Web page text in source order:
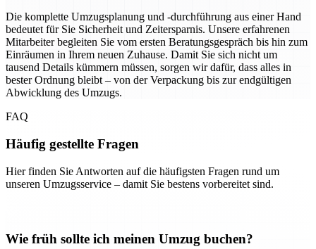
Die komplette Umzugsplanung und -durchführung aus einer Hand
bedeutet für Sie Sicherheit und Zeitersparnis. Unsere erfahrenen
Mitarbeiter begleiten Sie vom ersten Beratungsgespräch bis hin zum
Einräumen in Ihrem neuen Zuhause. Damit Sie sich nicht um
tausend Details kümmern müssen, sorgen wir dafür, dass alles in
bester Ordnung bleibt – von der Verpackung bis zur endgültigen
Abwicklung des Umzugs.
FAQ
Häufig gestellte Fragen
Hier finden Sie Antworten auf die häufigsten Fragen rund um
unseren Umzugsservice – damit Sie bestens vorbereitet sind.
Wie früh sollte ich meinen Umzug buchen?